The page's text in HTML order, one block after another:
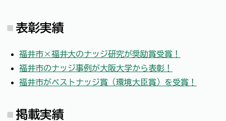
表彰実績
福井市×福井大のナッジ研究が奨励賞受賞！
福井市のナッジ事例が大阪大学から表彰！
福井市がベストナッジ賞（環境大臣賞）を受賞！
掲載実績